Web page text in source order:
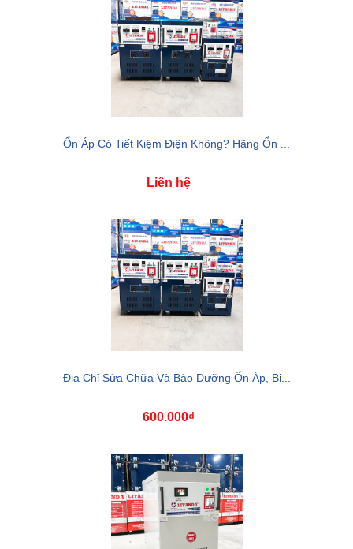
Ổn Áp Có Tiết Kiệm Điện Không? Hãng Ổn ...
Liên hệ
Địa Chỉ Sửa Chữa Và Bảo Dưỡng Ổn Áp, Bi...
600.000₫